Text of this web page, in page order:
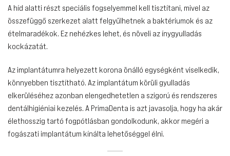
A híd alatti részt speciális fogselyemmel kell tisztítani, mivel az
összefüggő szerkezet alatt felgyűlhetnek a baktériumok és az
ételmaradékok. Ez nehézkes lehet, és növeli az ínygyulladás
kockázatát.
Az implantátumra helyezett korona önálló egységként viselkedik,
könnyebben tisztítható. Az implantátum körüli gyulladás
elkerüléséhez azonban elengedhetetlen a szigorú és rendszeres
dentálhigiéniai kezelés. A PrimaDenta is azt javasolja, hogy ha akár
élethosszig tartó fogpótlásban gondolkodunk, akkor megéri a
fogászati implantátum kínálta lehetőséggel élni.